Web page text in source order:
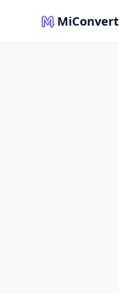
MiConvert